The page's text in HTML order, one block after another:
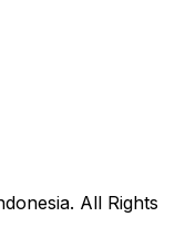
All Rights